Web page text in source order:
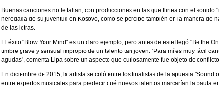
Buenas canciones no le faltan, con producciones en las que flirtea con el sonido
heredada de su juventud en Kosovo, como se percibe también en la manera de
de las letras.
El éxito "Blow Your Mind" es un claro ejemplo, pero antes de este llegó "Be the
timbre grave y sensual impropio de un talento tan joven. "Para mí es muy fácil
agudas", comenta Lipa sobre un aspecto que curiosamente fue objeto de
En diciembre de 2015, la artista se coló entre los finalistas de la apuesta "Sound
entre expertos musicales para predecir qué nuevos talentos marcarían la pauta